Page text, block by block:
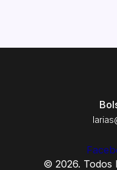
© 2026. Todos